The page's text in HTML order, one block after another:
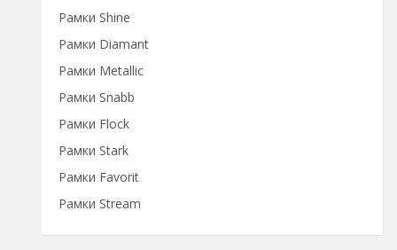
Рамки Shine
Рамки Diamant
Рамки Metallic
Рамки Snabb
Рамки Flock
Рамки Stark
Рамки Favorit
Рамки Stream